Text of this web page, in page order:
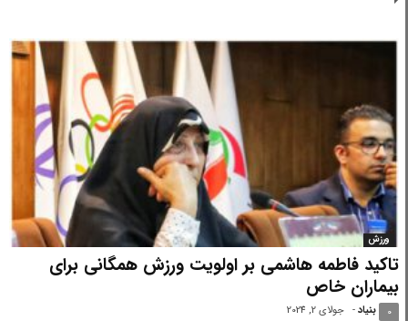
ورزش
تاکید فاطمه هاشمی بر اولویت ورزش همگانی برای
بیماران خاص
بنیاد - جولای 2, 2024 0